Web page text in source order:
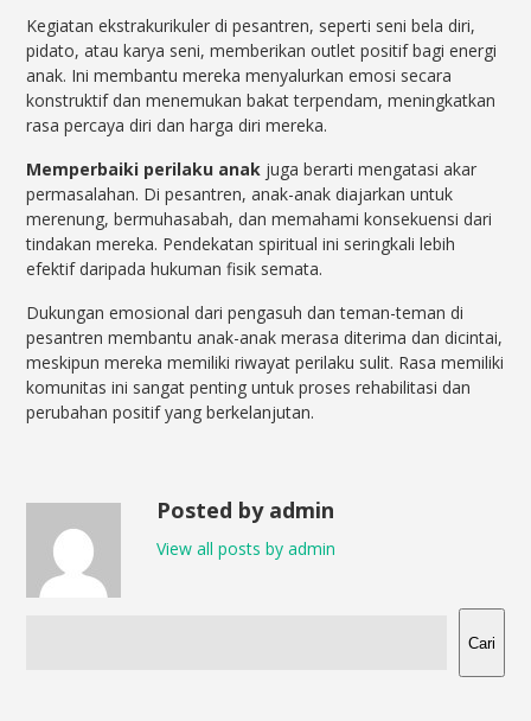
Kegiatan ekstrakurikuler di pesantren, seperti seni bela diri,
pidato, atau karya seni, memberikan outlet positif bagi energi
anak. Ini membantu mereka menyalurkan emosi secara
konstruktif dan menemukan bakat terpendam, meningkatkan
rasa percaya diri dan harga diri mereka.
Memperbaiki perilaku anak juga berarti mengatasi akar
permasalahan. Di pesantren, anak-anak diajarkan untuk
merenung, bermuhasabah, dan memahami konsekuensi dari
tindakan mereka. Pendekatan spiritual ini seringkali lebih
efektif daripada hukuman fisik semata.
Dukungan emosional dari pengasuh dan teman-teman di
pesantren membantu anak-anak merasa diterima dan dicintai,
meskipun mereka memiliki riwayat perilaku sulit. Rasa memiliki
komunitas ini sangat penting untuk proses rehabilitasi dan
perubahan positif yang berkelanjutan.
Posted by admin
View all posts by admin
Cari